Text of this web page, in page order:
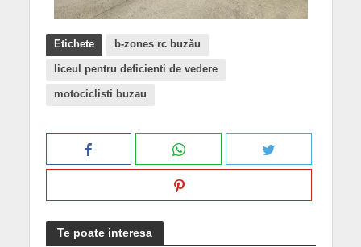
Etichete b-zones rc buzău
liceul pentru deficienti de vedere
motociclisti buzau
Te poate interesa